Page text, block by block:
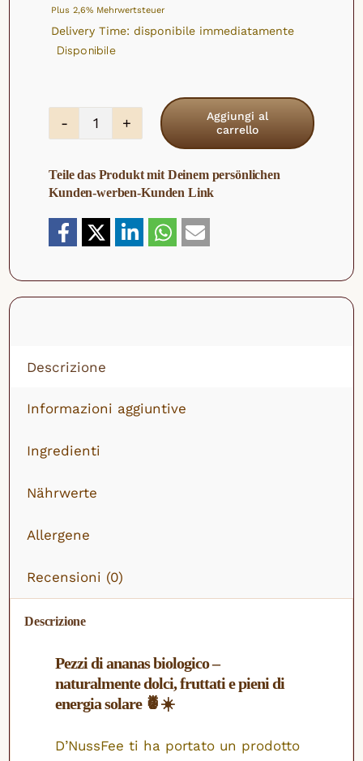
Plus 2,6% Mehrwertsteuer
Delivery Time: disponibile immediatamente
Disponibile
ananas
quantità
Aggiungi al
carrello
Teile das Produkt mit Deinem persönlichen
Kunden-werben-Kunden Link
Descrizione
Informazioni aggiuntive
Ingredienti
Nährwerte
Allergene
Recensioni (0)
Descrizione
Pezzi di ananas biologico –
naturalmente dolci, fruttati e pieni di
energia solare 🍍☀️
D’NussFee ti ha portato un prodotto